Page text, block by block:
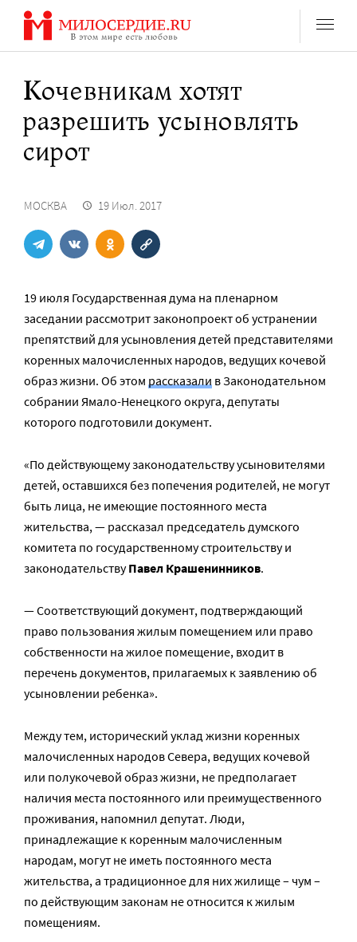
Перейти
содержанию
Кочевникам хотят
разрешить усыновлять
сирот
МОСКВА 19 Июл. 2017
19 июля Государственная дума на пленарном
заседании рассмотрит законопроект об устранении
препятствий для усыновления детей представителями
коренных малочисленных народов, ведущих кочевой
образ жизни. Об этом рассказали в Законодательном
собрании Ямало-Ненецкого округа, депутаты
которого подготовили документ.
«По действующему законодательству усыновителями
детей, оставшихся без попечения родителей, не могут
быть лица, не имеющие постоянного места
жительства, — рассказал председатель думского
комитета по государственному строительству и
законодательствуПавел Крашенинников.
— Соответствующий документ, подтверждающий
право пользования жилым помещением или право
собственности на жилое помещение, входит в
перечень документов, прилагаемых к заявлению об
усыновлении ребенка».
Между тем, исторический уклад жизни коренных
малочисленных народов Севера, ведущих кочевой
или полукочевой образ жизни, не предполагает
наличия места постоянного или преимущественного
проживания, напомнил депутат. Люди,
принадлежащие к коренным малочисленным
народам, могут не иметь постоянного места
жительства, а традиционное для них жилище – чум –
по действующим законам не относится к жилым
помещениям.